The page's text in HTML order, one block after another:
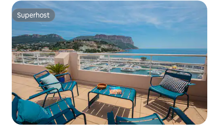
Superhost
Superhost